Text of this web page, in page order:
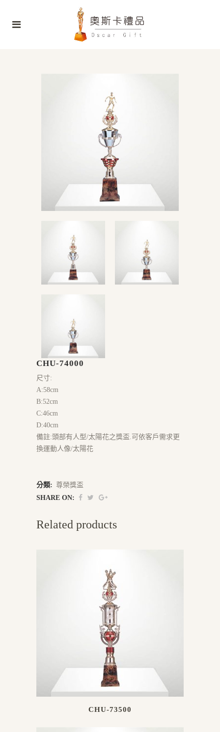
CHU-74000
尺寸:
A:58cm
B:52cm
C:46cm
D:40cm
備註:頭部有人型/太陽花之獎盃.可依客戶需求更
換運動人像/太陽花
分類: 尊榮獎盃
SHARE ON:
Related products
CHU-73500